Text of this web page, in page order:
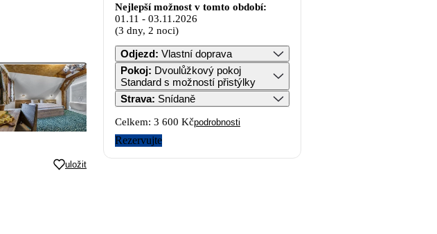
uložit
Nejlepší možnost v tomto období:
01.11 - 03.11.2026
(3 dny, 2 noci)
Odjezd: Vlastní doprava
Pokoj: Dvoulůžkový pokoj
Standard s možností přistýlky
Strava: Snídaně
Celkem: 3 600 Kčpodrobnosti
Rezervujte